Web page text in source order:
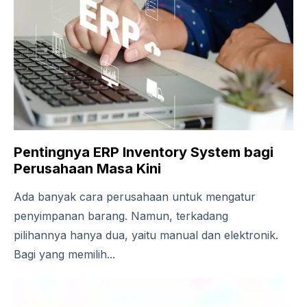
Pentingnya ERP Inventory System bagi
Perusahaan Masa Kini
Ada banyak cara perusahaan untuk mengatur
penyimpanan barang. Namun, terkadang
pilihannya hanya dua, yaitu manual dan elektronik.
Bagi yang memilih...